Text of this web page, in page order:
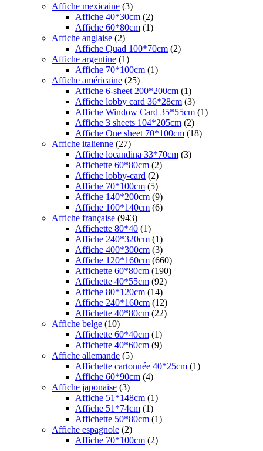
Affiche mexicaine (3)
Affiche 40*30cm (2)
Affiche 60*80cm (1)
Affiche anglaise (2)
Affiche Quad 100*70cm (2)
Affiche argentine (1)
Affiche 70*100cm (1)
Affiche américaine (25)
Affiche 6-sheet 200*200cm (1)
Affiche lobby card 36*28cm (3)
Affiche Window Card 35*55cm (1)
Affiche 3 sheets 104*205cm (2)
Affiche One sheet 70*100cm (18)
Affiche italienne (27)
Affiche locandina 33*70cm (3)
Affichette 60*80cm (2)
Affiche lobby-card (2)
Affiche 70*100cm (5)
Affiche 140*200cm (9)
Affiche 100*140cm (6)
Affiche française (943)
Affichette 80*40 (1)
Affiche 240*320cm (1)
Affiche 400*300cm (3)
Affiche 120*160cm (660)
Affichette 60*80cm (190)
Affichette 40*55cm (92)
Affiche 80*120cm (14)
Affiche 240*160cm (12)
Affichette 40*80cm (22)
Affiche belge (10)
Affichette 60*40cm (1)
Affichette 40*60cm (9)
Affiche allemande (5)
Affichette cartonnée 40*25cm (1)
Affiche 60*90cm (4)
Affiche japonaise (3)
Affiche 51*148cm (1)
Affiche 51*74cm (1)
Affichette 50*80cm (1)
Affiche espagnole (2)
Affiche 70*100cm (2)